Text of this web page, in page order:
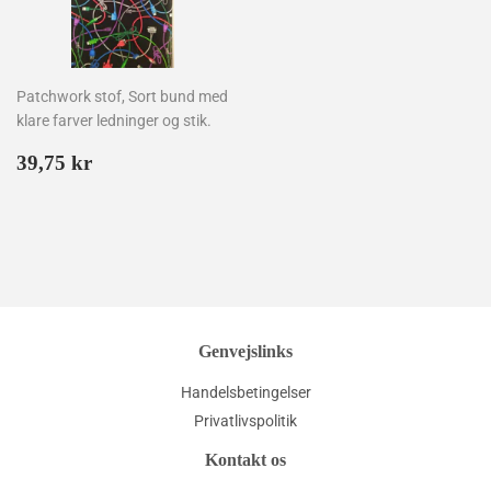
Patchwork stof, Sort bund med
klare farver ledninger og stik.
Normalpris
39,75 kr
Genvejslinks
Handelsbetingelser
Privatlivspolitik
Kontakt os